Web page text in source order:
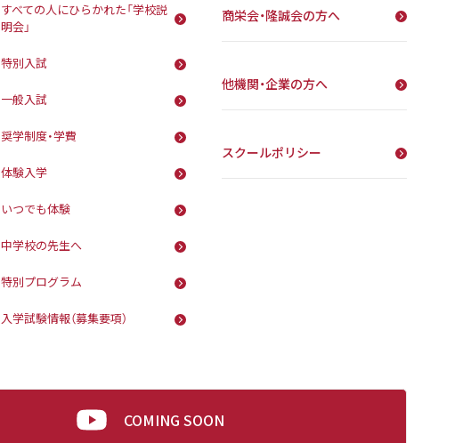
すべての人にひらかれた「学校説
明会」
特別入試
一般入試
奨学制度・学費
体験入学
いつでも体験
中学校の先生へ
特別プログラム
入学試験情報（募集要項）
商栄会・隆誠会の方へ
他機関・企業の方へ
スクールポリシー
COMING SOON